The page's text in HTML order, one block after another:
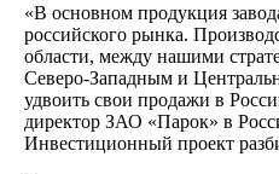
«В основном продукция
российского рынка.
области, между нашими
Северо-Западным и
удвоить свои продажи в
директор ЗАО «Парок» в
Инвестиционный проект